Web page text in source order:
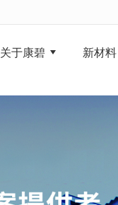
关于康碧 新材料